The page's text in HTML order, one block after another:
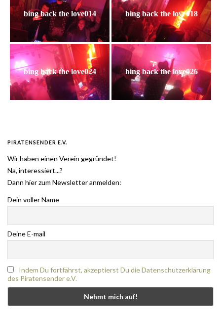
bing back the love014 bing back the love018
bing back the love024 bing back the love026
PIRATENSENDER E.V.
Wir haben einen Verein gegründet!
Na, interessiert...?
Dann hier zum Newsletter anmelden:
Dein voller Name
Deine E-mail
Indem Du fortfährst, akzeptierst Du die Datenschutzerklärung
des Piratensender e.V.